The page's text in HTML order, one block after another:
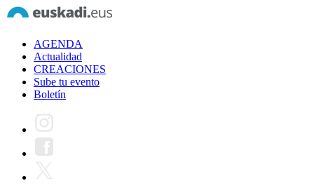
AGENDA
Actualidad
CREACIONES
Sube tu evento
Boletín